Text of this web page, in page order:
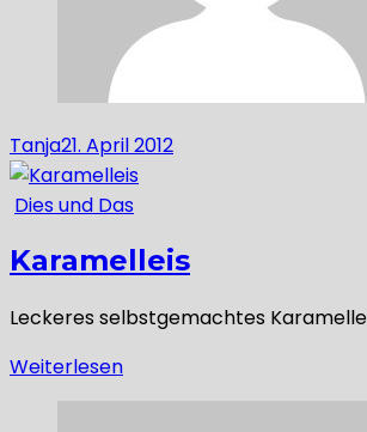
Tanja21. April 2012
Dies und Das
Karamelleis
Leckeres selbstgemachtes
Weiterlesen